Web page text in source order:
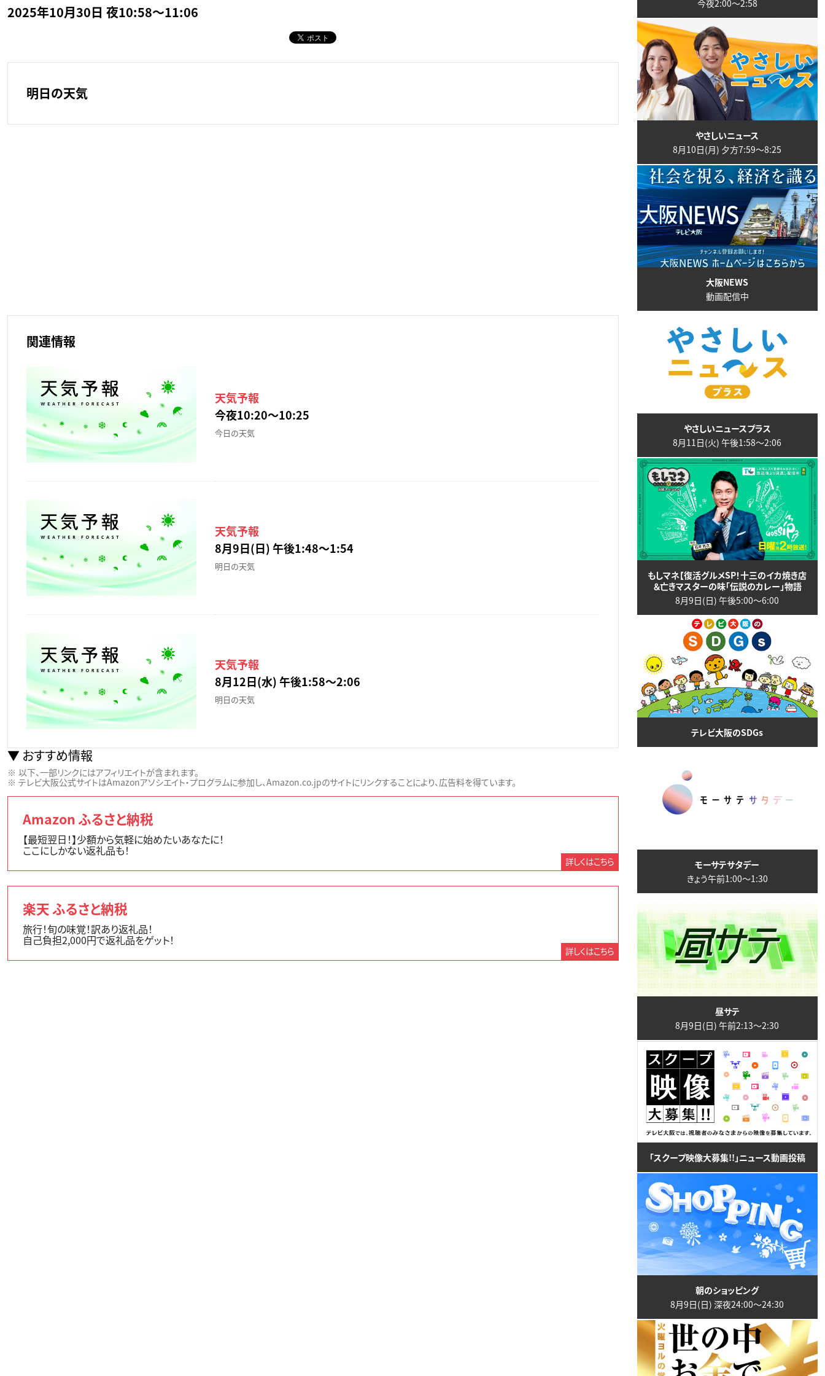
2025年10月30日 夜10:58～11:06
明日の天気
関連情報
天気予報
今夜10:20〜10:25
今日の天気
天気予報
8月9日(日) 午後1:48〜1:54
明日の天気
天気予報
8月12日(水) 午後1:58〜2:06
明日の天気
おすすめ情報
以下、一部リンクにはアフィリエイトが含まれます。
テレビ大阪公式サイトはAmazonアソシエイト・プログラムに参加し、Amazon.co.jpのサイトにリンクすることにより、広告料を得ています。
Amazon ふるさと納税
【最短翌日！】少額から気軽に始めたいあなたに！
ここにしかない返礼品も！
詳しくはこちら
楽天 ふるさと納税
旅行！旬の味覚！訳あり返礼品！
自己負担2,000円で返礼品をゲット！
詳しくはこちら
今夜2:00〜2:58
やさしいニュース
8月10日(月) 夕方7:59〜8:25
大阪NEWS
動画配信中
やさしいニュースプラス
8月11日(火) 午後1:58〜2:06
もしマネ【復活グルメSP！十三のイカ焼き店
＆亡きマスターの味「伝説のカレー」物語
8月9日(日) 午後5:00〜6:00
テレビ大阪のSDGs
モーサテサタデー
きょう午前1:00〜1:30
昼サテ
8月9日(日) 午前2:13〜2:30
「スクープ映像大募集!!」ニュース動画投稿
朝のショッピング
8月9日(日) 深夜24:00〜24:30